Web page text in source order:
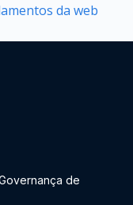
da web
de